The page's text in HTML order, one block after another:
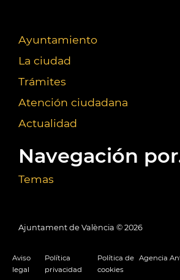
Ayuntamiento
La ciudad
Trámites
Atención ciudadana
Actualidad
Navegación
Temas
Ajuntament de València © 2026
Aviso
legal
Política
privacidad
Política de
cookies
Agencia